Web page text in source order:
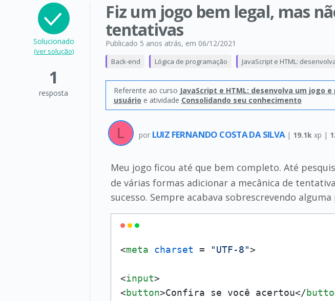
Solucionado
(ver solução)
1
resposta
Fiz um jogo bem legal, mas
tentativas
Publicado 5 anos atrás, em 06/12/2021
Back-end Lógica de programação JavaScript e HTML:
Referente ao curso JavaScript e HTML: desenvolva um jogo
usuário e atividade Consolidando seu conhecimento
por LUIZ FERNANDO COSTA DA SILVA | 19.1k xp |
Meu jogo ficou até que bem completo. Até
de várias formas adicionar a mecânica de
sucesso. Sempre acabava sobrescrevendo
<meta charset = "UTF-8">
<input>
<button>Confira se você acertou</